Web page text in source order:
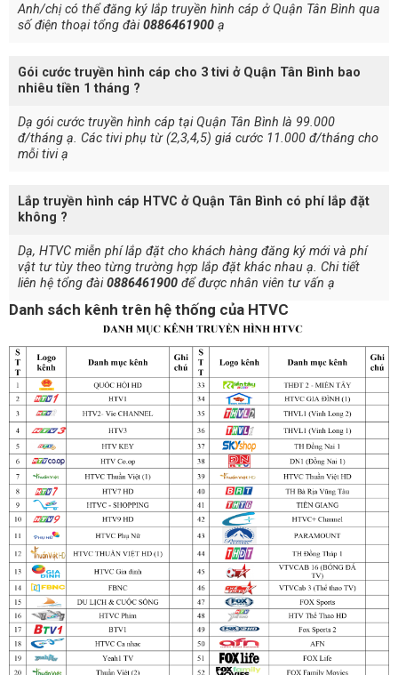
Anh/chị có thể đăng ký lắp truyền hình cáp ở Quận Tân Bình qua
số điện thoại tổng đài0886461900 ạ
Gói cước truyền hình cáp cho 3 tivi ở Quận Tân Bình bao
nhiêu tiền 1 tháng ?
Dạ gói cước truyền hình cáp tại Quận Tân Bình là 99.000
đ/tháng ạ. Các tivi phụ từ (2,3,4,5) giá cước 11.000 đ/tháng cho
mỗi tivi ạ
Lắp truyền hình cáp HTVC ở Quận Tân Bình có phí lắp đặt
không ?
Dạ, HTVC miễn phí lắp đặt cho khách hàng đăng ký mới và phí
vật tư tùy theo từng trường hợp lắp đặt khác nhau ạ. Chi tiết
liên hệ tổng đài0886461900 để được nhân viên tư vấn ạ
Danh sách kênh trên hệ thống của HTVC